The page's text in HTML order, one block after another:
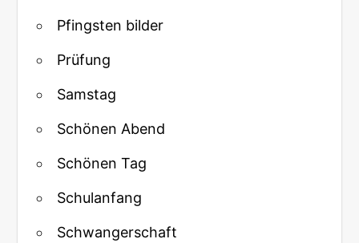
Pfingsten bilder
Prüfung
Samstag
Schönen Abend
Schönen Tag
Schulanfang
Schwangerschaft